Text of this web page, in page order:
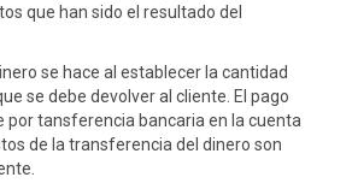
que han sido el resultado del
se hace al establecer la cantidad
se debe devolver al cliente. El pago
por tansferencia bancaria en la cuenta
de la transferencia del dinero son